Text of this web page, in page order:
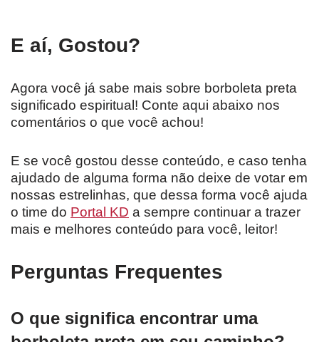
E aí, Gostou?
Agora você já sabe mais sobre borboleta preta
significado espiritual! Conte aqui abaixo nos
comentários o que você achou!
E se você gostou desse conteúdo, e caso tenha
ajudado de alguma forma não deixe de votar em
nossas estrelinhas, que dessa forma você ajuda
o time do Portal KD a sempre continuar a trazer
mais e melhores conteúdo para você, leitor!
Perguntas Frequentes
O que significa encontrar uma